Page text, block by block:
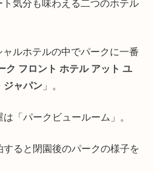
気分も味わえる二つのホテル
ルホテルの中でパークに一番
ク フロント ホテル アット ユ
ジャパン 」。
「パークビュールーム」。
ると閉園後のパークの様子を